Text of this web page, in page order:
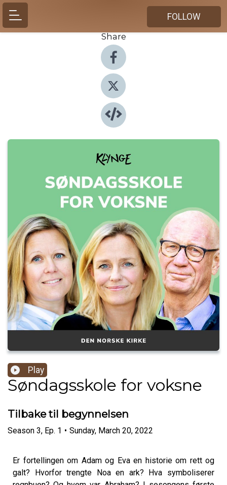
FOLLOW
Share
Play
Søndagsskole for voksne
Tilbake til begynnelsen
Season 3, Ep. 1 • Sunday, March 20, 2022
Er fortellingen om Adam og Eva en historie om rett og
galt? Hvorfor trengte Noa en ark? Hva symboliserer